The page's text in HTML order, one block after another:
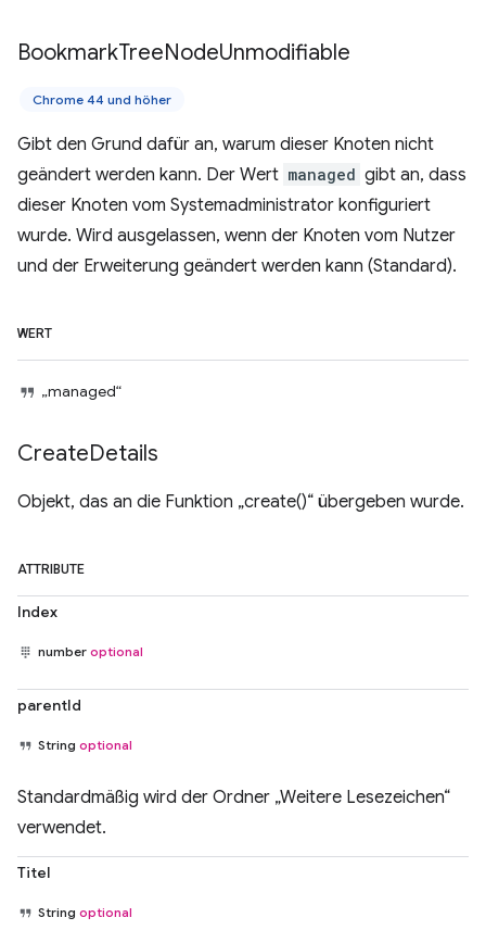
BookmarkTreeNodeUnmodifiable
Chrome 44 und höher
Gibt den Grund dafür an, warum dieser Knoten nicht
geändert werden kann. Der Wert managed gibt an, dass
dieser Knoten vom Systemadministrator konfiguriert
wurde. Wird ausgelassen, wenn der Knoten vom Nutzer
und der Erweiterung geändert werden kann (Standard).
WERT
„managed“
CreateDetails
Objekt, das an die Funktion „create()“ übergeben wurde.
ATTRIBUTE
Index
number optional
parentId
String optional
Standardmäßig wird der Ordner „Weitere Lesezeichen“
verwendet.
Titel
String optional